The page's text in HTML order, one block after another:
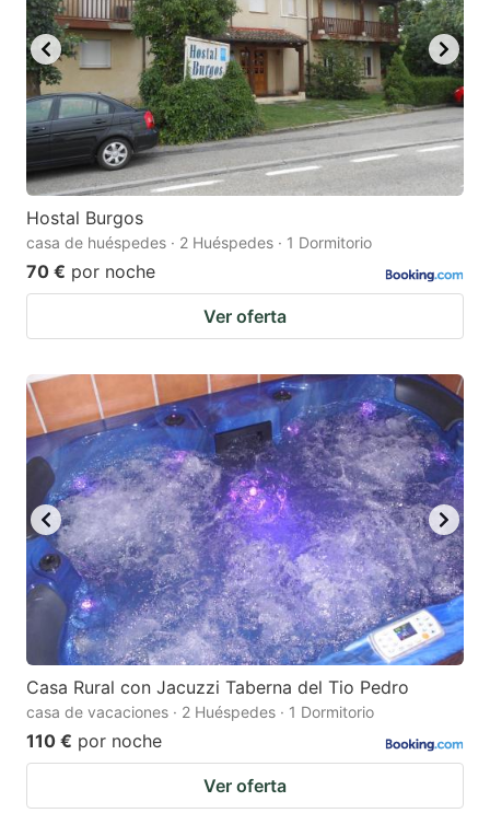
key
to
get
the
keyboard
shortcuts
for
changing
dates.
key
to
get
the
keyboard
shortcuts
changing
Hostal Burgos
casa de huéspedes · 2 Huéspedes · 1 Dormitorio
70 € por noche
Ver oferta
Casa Rural con Jacuzzi Taberna del Tio Pedro
casa de vacaciones · 2 Huéspedes · 1 Dormitorio
110 € por noche
Ver oferta